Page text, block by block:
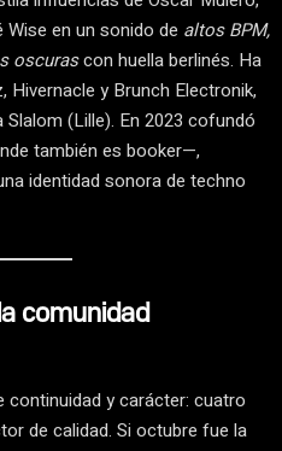
en un sonido de altos BPM,
oscurascon huella berlinés. Ha
y Brunch Electronik,
(Lille). En 2023 cofundó
también es booker—,
identidad sonora de techno
comunidad
continuidad y carácter: cuatro
de calidad. Si octubre fue la